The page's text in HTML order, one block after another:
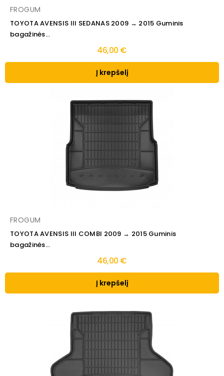
FROGUM
TOYOTA AVENSIS III SEDANAS 2009 → 2015 Guminis
bagažinės...
46,00 €
Į krepšelį
FROGUM
TOYOTA AVENSIS III COMBI 2009 → 2015 Guminis
bagažinės...
46,00 €
Į krepšelį